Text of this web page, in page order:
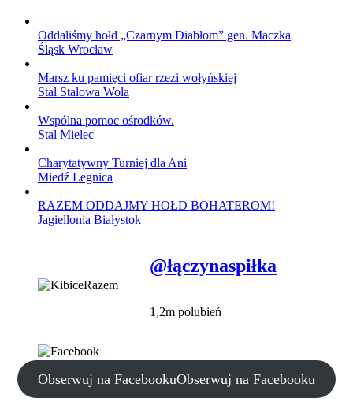
Oddaliśmy hołd „Czarnym Diabłom” gen. Maczka
Śląsk Wrocław
Marsz ku pamięci ofiar rzezi wołyńskiej
Stal Stalowa Wola
Wspólna pomoc ośrodków.
Stal Mielec
Charytatywny Turniej dla Ani
Miedź Legnica
RAZEM ODDAJMY HOŁD BOHATEROM!
Jagiellonia Białystok
@łączynaspiłka
1,2m polubień
Obserwuj na FacebookuObserwuj na Facebooku